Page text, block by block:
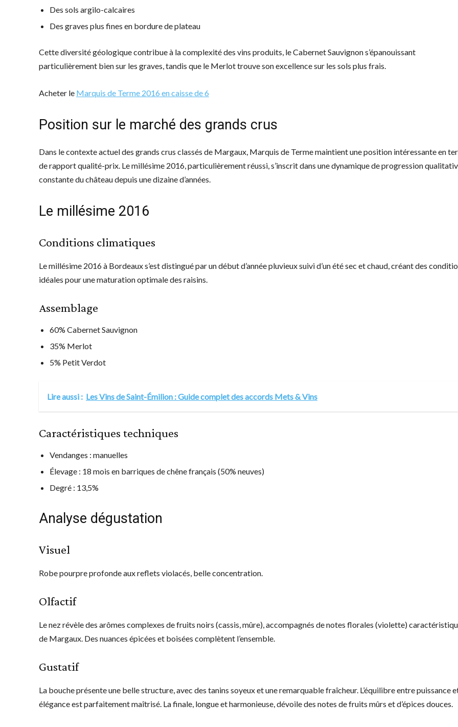
Des sols argilo-calcaires
Des graves plus fines en bordure de plateau
Cette diversité géologique contribue à la complexité des vins produits, le Cabernet Sauvignon s’épanouissant
particulièrement bien sur les graves, tandis que le Merlot trouve son excellence sur les sols plus frais.
Acheter le Marquis de Terme 2016 en caisse de 6
Position sur le marché des grands crus
Dans le contexte actuel des grands crus classés de Margaux, Marquis de Terme maintient une position intéressante en
de rapport qualité-prix. Le millésime 2016, particulièrement réussi, s’inscrit dans une dynamique de progression
constante du château depuis une dizaine d’années.
Le millésime 2016
Conditions climatiques
Le millésime 2016 à Bordeaux s’est distingué par un début d’année pluvieux suivi d’un été sec et chaud, créant des
idéales pour une maturation optimale des raisins.
Assemblage
60% Cabernet Sauvignon
35% Merlot
5% Petit Verdot
Lire aussi : Les Vins de Saint-Émilion : Guide complet des accords Mets & Vins
Caractéristiques techniques
Vendanges : manuelles
Élevage : 18 mois en barriques de chêne français (50% neuves)
Degré : 13,5%
Analyse dégustation
Visuel
Robe pourpre profonde aux reflets violacés, belle concentration.
Olfactif
Le nez révèle des arômes complexes de fruits noirs (cassis, mûre), accompagnés de notes florales (violette)
de Margaux. Des nuances épicées et boisées complètent l’ensemble.
Gustatif
La bouche présente une belle structure, avec des tanins soyeux et une remarquable fraîcheur. L’équilibre entre puissance
élégance est parfaitement maîtrisé. La finale, longue et harmonieuse, dévoile des notes de fruits mûrs et d’épices douces.